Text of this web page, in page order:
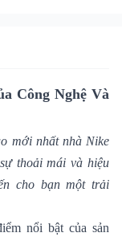
Công Nghệ Và
mới nhất nhà Nike
thoải mái và hiệu
cho bạn một trải
nổi bật của sản